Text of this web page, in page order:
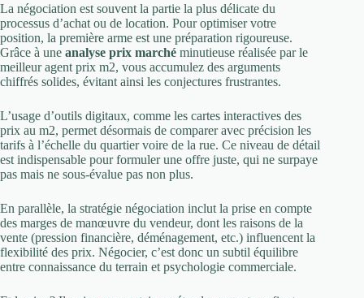
La négociation est souvent la partie la plus délicate du
processus d’achat ou de location. Pour optimiser votre
position, la première arme est une préparation rigoureuse.
Grâce à une analyse prix marché minutieuse réalisée par le
meilleur agent prix m2, vous accumulez des arguments
chiffrés solides, évitant ainsi les conjectures frustrantes.
L’usage d’outils digitaux, comme les cartes interactives des
prix au m2, permet désormais de comparer avec précision les
tarifs à l’échelle du quartier voire de la rue. Ce niveau de détail
est indispensable pour formuler une offre juste, qui ne surpaye
pas mais ne sous-évalue pas non plus.
En parallèle, la stratégie négociation inclut la prise en compte
des marges de manœuvre du vendeur, dont les raisons de la
vente (pression financière, déménagement, etc.) influencent la
flexibilité des prix. Négocier, c’est donc un subtil équilibre
entre connaissance du terrain et psychologie commerciale.